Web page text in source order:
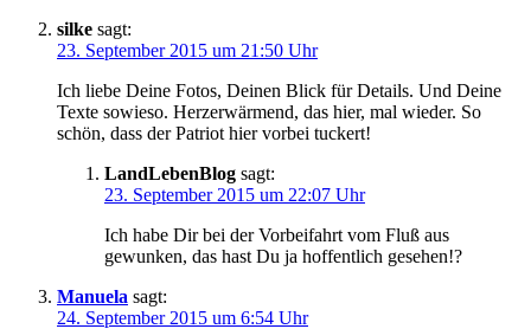
silke sagt:
23. September 2015 um 21:50 Uhr
Ich liebe Deine Fotos, Deinen Blick für Details. Und Deine
Texte sowieso. Herzerwärmend, das hier, mal wieder. So
schön, dass der Patriot hier vorbei tuckert!
LandLebenBlog sagt:
23. September 2015 um 22:07 Uhr
Ich habe Dir bei der Vorbeifahrt vom Fluß aus
gewunken, das hast Du ja hoffentlich gesehen!?
Manuela sagt:
24. September 2015 um 6:54 Uhr